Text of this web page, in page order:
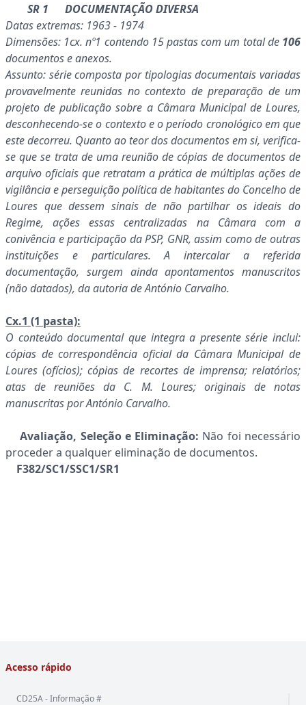
SR 1 DOCUMENTAÇÃO DIVERSA
Datas extremas: 1963 - 1974
Dimensões: 1cx. nº1 contendo 15 pastas com um total de 106
documentos e anexos.
Assunto: série composta por tipologias documentais variadas
provavelmente reunidas no contexto de preparação de um
projeto de publicação sobre a Câmara Municipal de Loures,
desconhecendo-se o contexto e o período cronológico em que
este decorreu. Quanto ao teor dos documentos em si, verifica-
se que se trata de uma reunião de cópias de documentos de
arquivo oficiais que retratam a prática de múltiplas ações de
vigilância e perseguição política de habitantes do Concelho de
Loures que dessem sinais de não partilhar os ideais do
Regime, ações essas centralizadas na Câmara com a
conivência e participação da PSP, GNR, assim como de outras
instituições e particulares. A intercalar a referida
documentação, surgem ainda apontamentos manuscritos
(não datados), da autoria de António Carvalho.
Cx.1 (1 pasta):
O conteúdo documental que integra a presente série inclui:
cópias de correspondência oficial da Câmara Municipal de
Loures (ofícios); cópias de recortes de imprensa; relatórios;
atas de reuniões da C. M. Loures; originais de notas
manuscritas por António Carvalho.
Avaliação, Seleção e Eliminação: Não foi necessário
proceder a qualquer eliminação de documentos.
F382/SC1/SSC1/SR1
Acesso rápido
CD25A - Informação #